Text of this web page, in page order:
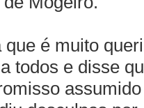
é muito
todos e disse